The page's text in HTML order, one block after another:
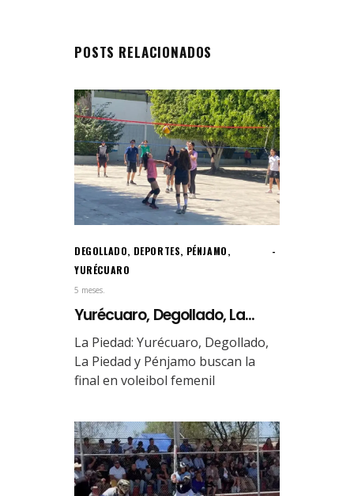
POSTS RELACIONADOS
DEGOLLADO, DEPORTES, PÉNJAMO,
YURÉCUARO
5 meses.
Yurécuaro, Degollado, La...
La Piedad: Yurécuaro, Degollado,
La Piedad y Pénjamo buscan la
final en voleibol femenil